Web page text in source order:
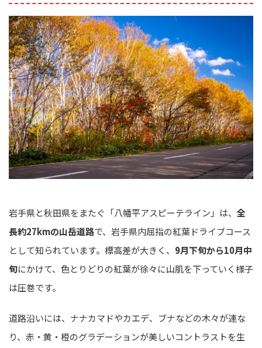
岩手県と秋田県をまたぐ「八幡平アスピーテライン」は、 全
長約27kmの山岳道路で、岩手県内屈指の紅葉ドライブコース
として知られています。標高差が大きく、 9月下旬から10月中
旬にかけて、色とりどりの紅葉が徐々に山肌を下っていく様子
は圧巻です。
道路沿いには、ナナカマドやカエデ、ブナなどの木々が連な
り、赤・黄・橙のグラデーションが美しいコントラストを生